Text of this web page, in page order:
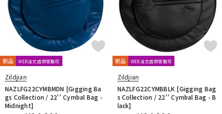
新品 WEB注文店頭受取可
Zildjian
NAZLFG22CYMBMDN [Gigging Ba
gs Collection / 22'' Cymbal Bag -
Midnight]
新品 WEB注文店頭受取可
Zildjian
NAZLFG22CYMBBLK [Gigging Bag
s Collection / 22'' Cymbal Bag - B
lack]